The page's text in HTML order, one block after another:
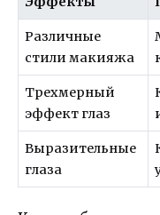
Различные
стили макияжа
Трехмерный
эффект глаз
Выразительные
глаза